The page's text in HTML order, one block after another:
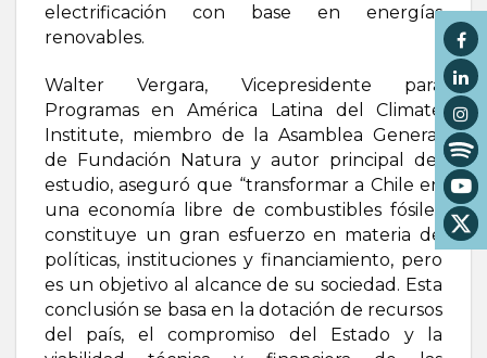
electrificación con base en energías
renovables.
Walter Vergara, Vicepresidente para
Programas en América Latina del Climate
Institute, miembro de la Asamblea General
de Fundación Natura y autor principal del
estudio, aseguró que “transformar a Chile en
una economía libre de combustibles fósiles
constituye un gran esfuerzo en materia de
políticas, instituciones y financiamiento, pero
es un objetivo al alcance de su sociedad. Esta
conclusión se basa en la dotación de recursos
del país, el compromiso del Estado y la